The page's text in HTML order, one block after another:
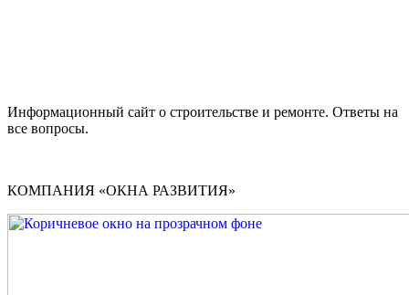
Информационный сайт о строительстве и ремонте. Ответы на
все вопросы.
КОМПАНИЯ «ОКНА РАЗВИТИЯ»